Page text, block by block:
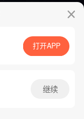
App免费看
打开APP
继续